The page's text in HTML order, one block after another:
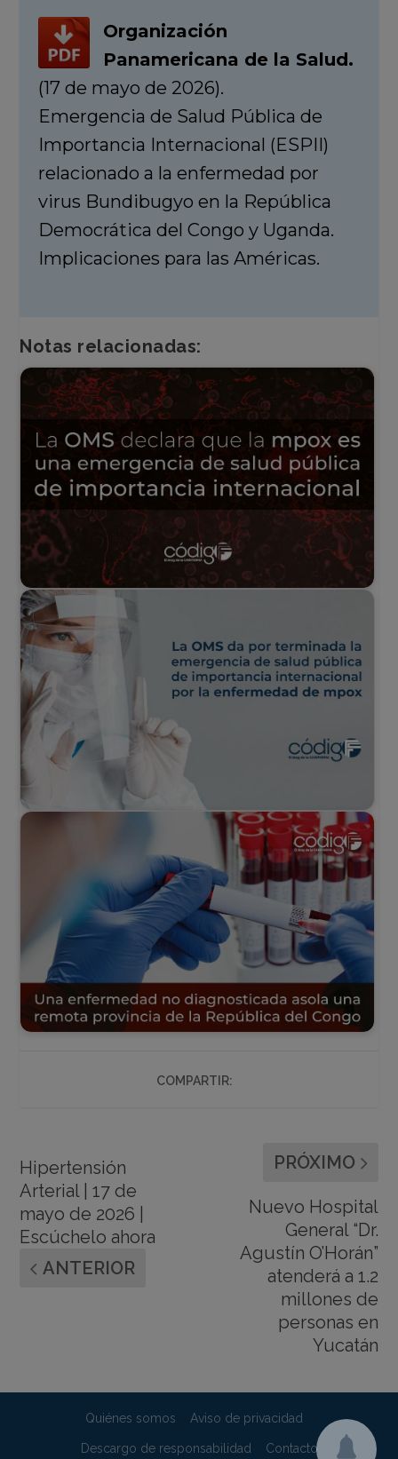
Organización
Panamericana de la Salud.
(17 de mayo de 2026).
Emergencia de Salud Pública de
Importancia Internacional (ESPII)
relacionado a la enfermedad por
virus Bundibugyo en la República
Democrática del Congo y Uganda.
Implicaciones para las Américas.
Notas relacionadas:
COMPARTIR:
Hipertensión
Arterial | 17 de
mayo de 2026 |
Escúchelo ahora
ANTERIOR
PRÓXIMO
Nuevo Hospital
General “Dr.
Agustín O’Horán”
atenderá a 1.2
millones de
personas en
Yucatán
Quiénes somos Aviso de privacidad
Descargo de responsabilidad Contacto